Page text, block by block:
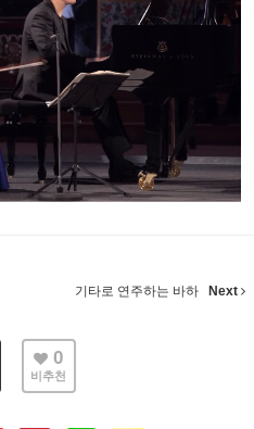
기타로 연주하는 바하 Next
0
비추천